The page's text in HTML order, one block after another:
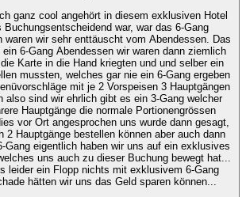
ganz cool angehört in diesem exklusiven Hotel
Buchungsentscheidend war, war das 6-Gang
6-Gang Abendessen wir waren dann ziemlich
Karte in die Hand kriegten und und selber ein
mussten, welches gar nie ein 6-Gang ergeben
Hauptgänge die normale Portionengrössen
2 Hauptgänge bestellen können aber auch dann
ein exklusives
uns auch zu dieser Buchung bewegt hat...
leider ein Flopp nichts mit exklusivem 6-Gang
hätten wir uns das Geld sparen können...